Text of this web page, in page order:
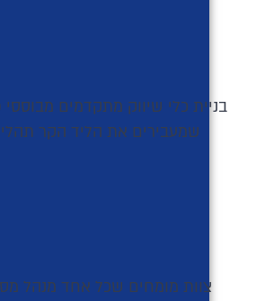
בניית כלי שיווק מתקדמים מבוססי
שמעבירים את הליד הקר תהליך
צוות מומחים שכל אחד מנהל